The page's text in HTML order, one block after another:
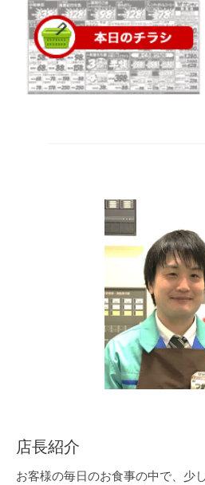
店長紹介
お客様の毎日のお食事の中で、少